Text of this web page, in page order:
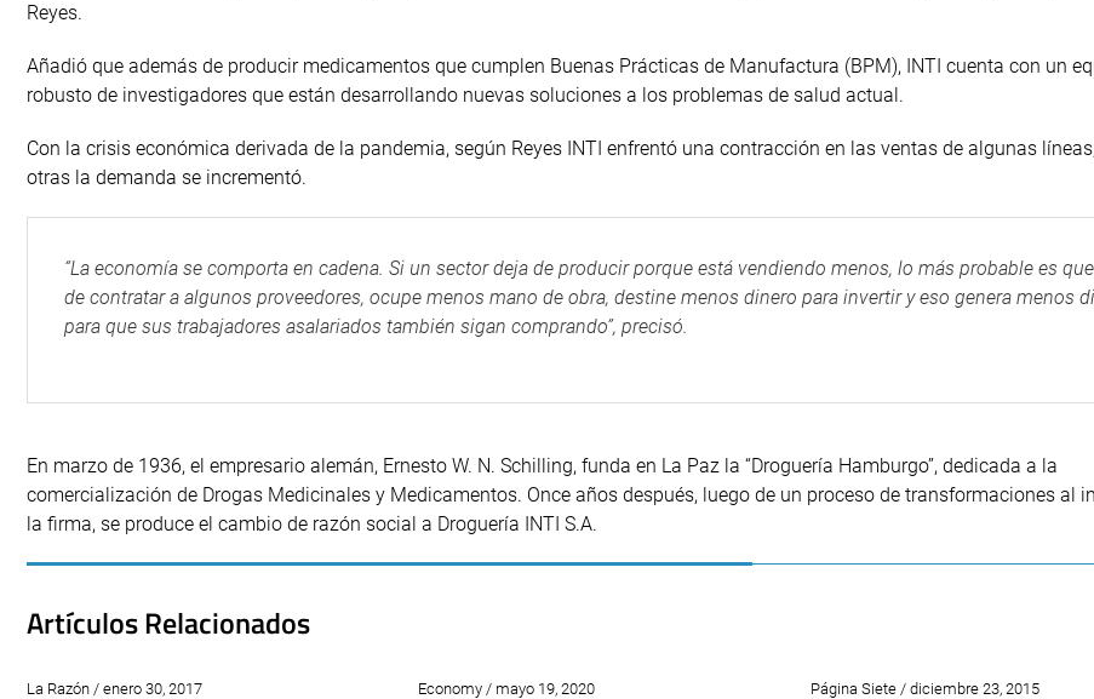
Reyes.
Añadió que además de producir medicamentos que cumplen Buenas Prácticas de Manufactura (BPM), INTI cuenta con un
robusto de investigadores que están desarrollando nuevas soluciones a los problemas de salud actual.
Con la crisis económica derivada de la pandemia, según Reyes INTI enfrentó una contracción en las ventas de algunas
otras la demanda se incrementó.
“La economía se comporta en cadena. Si un sector deja de producir porque está vendiendo menos, lo más probable es
de contratar a algunos proveedores, ocupe menos mano de obra, destine menos dinero para invertir y eso genera menos
para que sus trabajadores asalariados también sigan comprando”, precisó.
En marzo de 1936, el empresario alemán, Ernesto W. N. Schilling, funda en La Paz la “Droguería Hamburgo”, dedicada a la
comercialización de Drogas Medicinales y Medicamentos. Once años después, luego de un proceso de transformaciones al
la firma, se produce el cambio de razón social a Droguería INTI S.A.
Artículos Relacionados
La Razón / enero 30, 2017 Economy / mayo 19, 2020 Página Siete / diciembre 23, 2015